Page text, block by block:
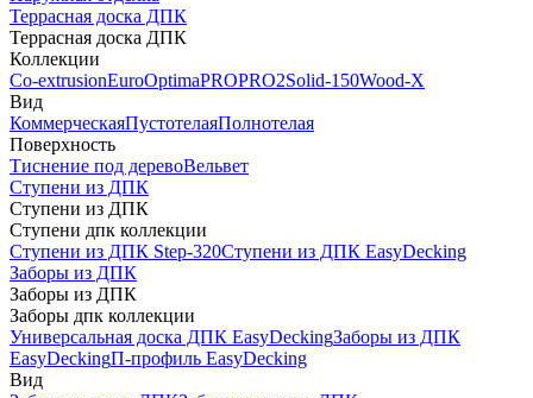
Террасная доска ДПК
Террасная доска ДПК
Коллекции
Co-extrusionEuroOptimaPROPRO2Solid-150Wood-X
Вид
КоммерческаяПустотелаяПолнотелая
Поверхность
Тиснение под деревоВельвет
Ступени из ДПК
Ступени из ДПК
Ступени дпк коллекции
Ступени из ДПК Step-320Ступени из ДПК EasyDecking
Заборы из ДПК
Заборы из ДПК
Заборы дпк коллекции
Универсальная доска ДПК EasyDeckingЗаборы из ДПК
EasyDeckingП-профиль EasyDecking
Вид